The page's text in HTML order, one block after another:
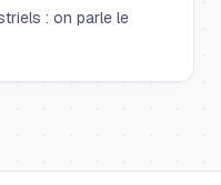
: on parle le